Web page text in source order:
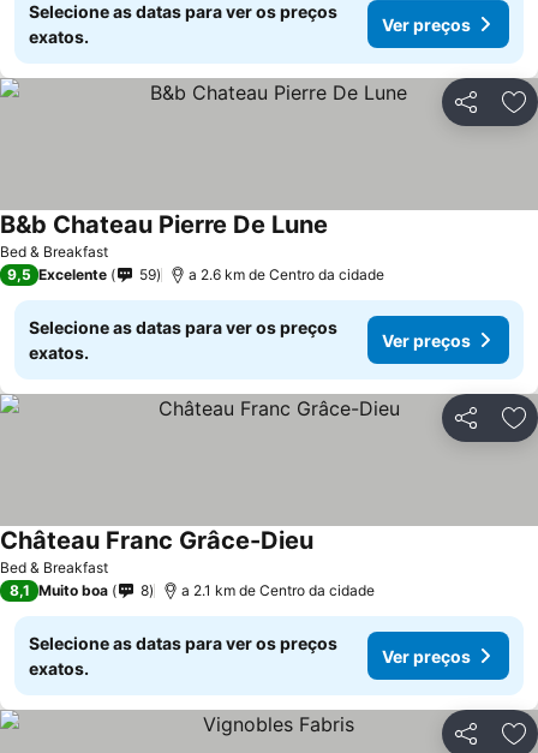
Selecione as datas para ver os preços
exatos.
Ver preços
Partilhar
Bed & Breakfast
B&b Chateau Pierre De Lune
9,5 Excelente 59 a 2.6 km de Centro da cidade
Selecione as datas para ver os preços
exatos.
Ver preços
Partilhar
Bed & Breakfast
Château Franc Grâce-DieuVer preços
8,1 Muito boa 8 a 2.1 km de Centro da cidade
Selecione as datas para ver os preços
exatos.
Ver preços
Partilhar